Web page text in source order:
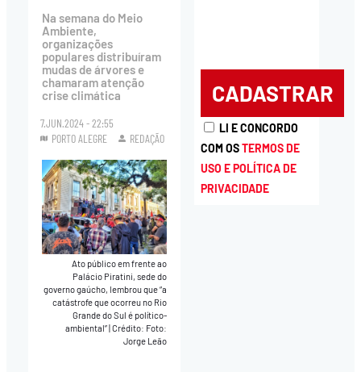
Na semana do Meio
Ambiente,
organizações
populares distribuíram
mudas de árvores e
chamaram atenção
crise climática
7.JUN.2024 - 22:55
PORTO ALEGRE
REDAÇÃO
Ato público em frente ao
Palácio Piratini, sede do
governo gaúcho, lembrou que “a
catástrofe que ocorreu no Rio
Grande do Sul é político-
ambiental”|Crédito: Foto:
Jorge Leão
LI E CONCORDO
COM OSTERMOS DE
USO E POLÍTICA DE
PRIVACIDADE